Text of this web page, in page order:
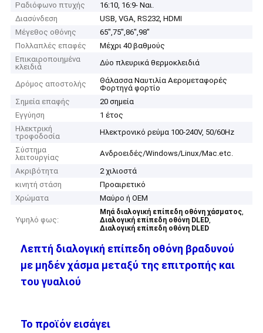
Ραδιόφωνο πτυχής
16:10, 16:9- Ναι.
Διασύνδεση
USB, VGA, RS232, HDMI
Μέγεθος οθόνης
65",75",86",98"
Πολλαπλές επαφές
Μέχρι 40 βαθμούς
Επικαιροποιημένα
κλειδιά
Δύο πλευρικά θερμοκλειδιά
Δρόμος αποστολής
Θάλασσα Ναυτιλία Αερομεταφορές
Φορτηγά φορτίο
Σημεία επαφής
20 σημεία
Εγγύηση
1 έτος
Ηλεκτρική
τροφοδοσία
Ηλεκτρονικό ρεύμα 100-240V, 50/60Hz
Σύστημα
λειτουργίας
Ανδροειδές/Windows/Linux/Mac.etc.
Ακριβότητα
2 χιλιοστά
κινητή στάση
Προαιρετικό
Χρώματα
Μαύρο ή OEM
Υψηλό φως:
Μηά διαλογική επίπεδη οθόνη χάσματος,
Διαλογική επίπεδη οθόνη DLED,
Διαλογική επίπεδη οθόνη DLED
Λεπτή διαλογική επίπεδη οθόνη βραδυνού
με μηδέν χάσμα μεταξύ της επιτροπής και
του γυαλιού
Το προϊόν εισάγει